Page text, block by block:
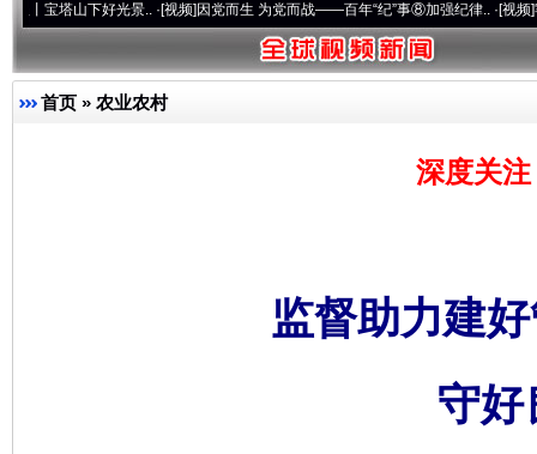
好光景..·[视频]因党而生 为党而战——百年“纪”事⑧加强纪律..·[视频]牢记初心使
首页 » 农业农村
深度关
监督助力建
守好